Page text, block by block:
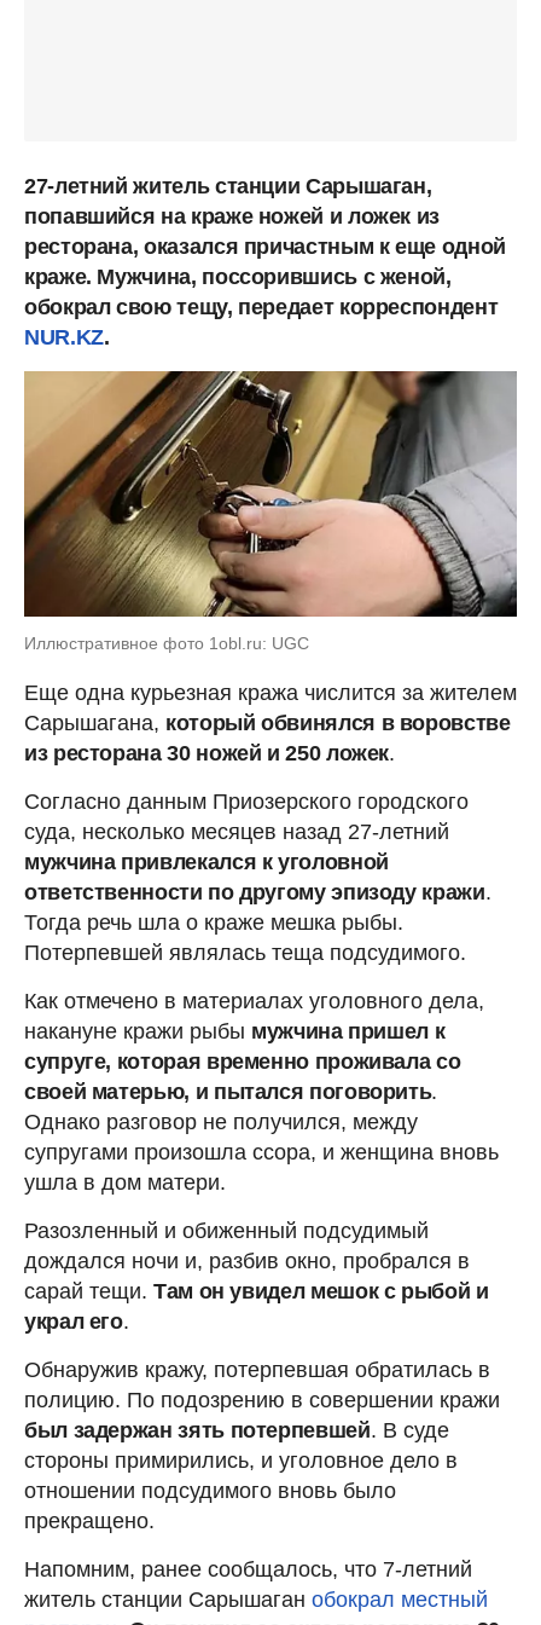
27-летний житель станции Сарышаган,
попавшийся на краже ножей и ложек из
ресторана, оказался причастным к еще одной
краже. Мужчина, поссорившись с женой,
обокрал свою тещу, передает корреспондент
NUR.KZ.
Иллюстративное фото 1obl.ru: UGC
Еще одна курьезная кража числится за жителем
Сарышагана, который обвинялся в воровстве
из ресторана 30 ножей и 250 ложек.
Согласно данным Приозерского городского
суда, несколько месяцев назад 27-летний
мужчина привлекался к уголовной
ответственности по другому эпизоду кражи.
Тогда речь шла о краже мешка рыбы.
Потерпевшей являлась теща подсудимого.
Как отмечено в материалах уголовного дела,
накануне кражи рыбы мужчина пришел к
супруге, которая временно проживала со
своей матерью, и пытался поговорить.
Однако разговор не получился, между
супругами произошла ссора, и женщина вновь
ушла в дом матери.
Разозленный и обиженный подсудимый
дождался ночи и, разбив окно, пробрался в
сарай тещи. Там он увидел мешок с рыбой и
украл его.
Обнаружив кражу, потерпевшая обратилась в
полицию. По подозрению в совершении кражи
был задержан зять потерпевшей. В суде
стороны примирились, и уголовное дело в
отношении подсудимого вновь было
прекращено.
Напомним, ранее сообщалось, что 7-летний
житель станции Сарышаган обокрал местный